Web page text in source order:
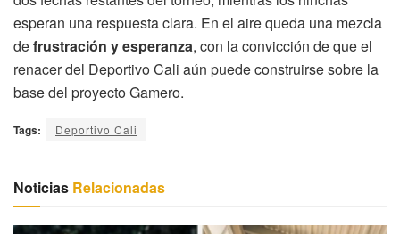
esperan una respuesta clara. En el aire queda una mezcla
defrustración y esperanza, con la convicción de que el
renacer del Deportivo Cali aún puede construirse sobre la
base del proyecto Gamero.
Tags: Deportivo Cali
Noticias Relacionadas